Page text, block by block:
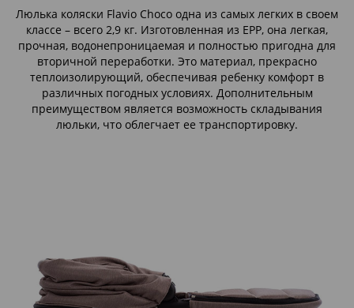
Люлька коляски Flavio Choco одна из самых легких в своем
классе – всего 2,9 кг. Изготовленная из EPP, она легкая,
прочная, водонепроницаемая и полностью пригодна для
вторичной переработки. Это материал, прекрасно
теплоизолирующий, обеспечивая ребенку комфорт в
различных погодных условиях. Дополнительным
преимуществом является возможность складывания
люльки, что облегчает ее транспортировку.